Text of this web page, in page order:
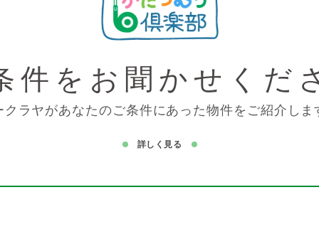
件を お聞かせくだ
クラヤがあなたのご条件にあった物件をご紹介しま
詳しく見る